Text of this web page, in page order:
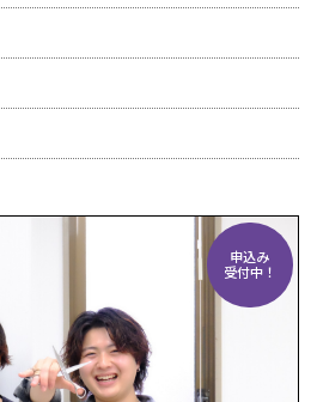
申込み
受付中！